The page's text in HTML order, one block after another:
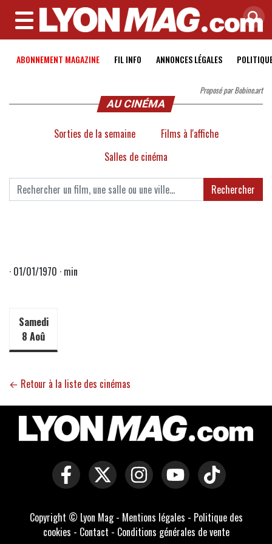
MENU
ABONNEMENT MAGAZINE FIL INFO ANNONCES LÉGALES
Proposé par Bobine.art
AU CINÉMA
Sorties de la semaine
Films à l'affiche
Salles de cinéma
Rechercher
· 01/01/1970 · min
Samedi
8 Aoû
← Retour à la liste des cinémas
Copyright © Lyon Mag - Mentions légales - Politique des
cookies - Contact - Conditions générales de vente